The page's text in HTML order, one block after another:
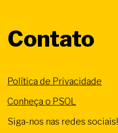
Contato
Política de Privacidade
Conheça o PSOL
Siga-nos nas redes sociais!